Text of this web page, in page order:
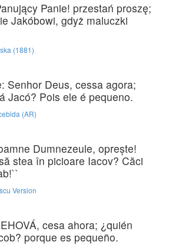
Panie! przestań proszę;
Jakóbowi, gdyż maluczki
(1881)
Senhor Deus, cessa agora;
Jacó? Pois ele é pequeno.
(AR)
Dumnezeule, opreşte!
stea în picioare Iacov? Căci
Version
cesa ahora; ¿quién
porque es pequeño.